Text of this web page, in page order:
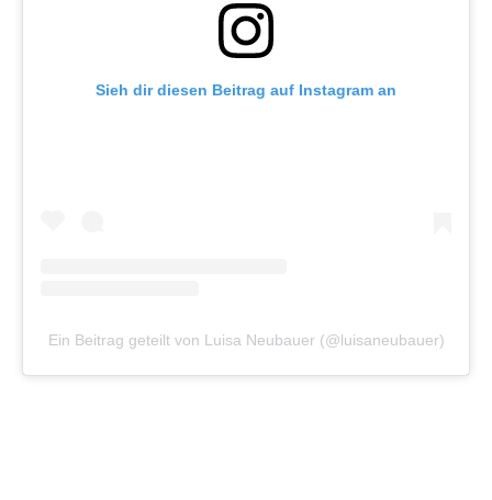
Sieh dir diesen Beitrag auf Instagram an
Ein Beitrag geteilt von Luisa Neubauer (@luisaneubauer)